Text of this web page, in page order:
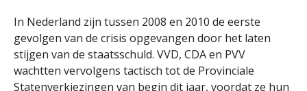
In Nederland zijn tussen 2008 en 2010 de eerste
gevolgen van de crisis opgevangen door het laten
stijgen van de staatsschuld. VVD, CDA en PVV
wachtten vervolgens tactisch tot de Provinciale
Statenverkiezingen van begin dit jaar, voordat ze hun